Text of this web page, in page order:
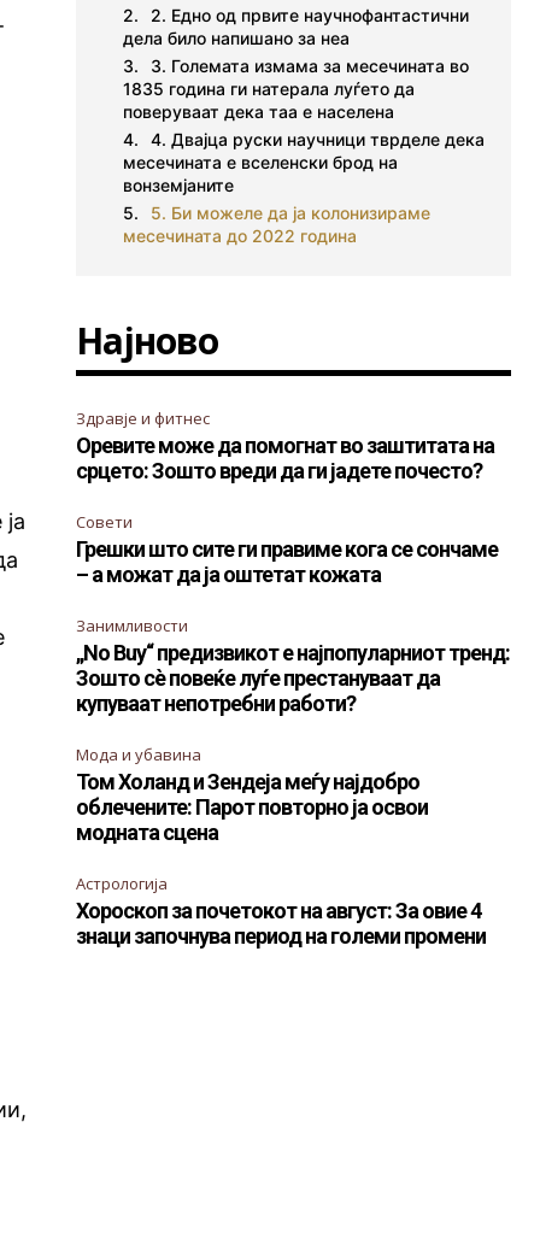
2. Едно од првите научнофантастични
дела било напишано за неа
3. Големата измама за месечината во
1835 година ги натерала луѓето да
поверуваат дека таа е населена
4. Двајца руски научници тврделе дека
месечината е вселенски брод на
вонземјаните
5. Би можеле да ја колонизираме
месечината до 2022 година
Најново
Здравје и фитнес
Оревите може да помогнат во заштитата на
срцето: Зошто вреди да ги јадете почесто?
Совети
Грешки што сите ги правиме кога се сончаме
– а можат да ја оштетат кожата
Занимливости
„No Buy“ предизвикот е најпопуларниот тренд:
Зошто сè повеќе луѓе престануваат да
купуваат непотребни работи?
Мода и убавина
Том Холанд и Зендеја меѓу најдобро
облечените: Парот повторно ја освои
модната сцена
Астрологија
Хороскоп за почетокот на август: За овие 4
знаци започнува период на големи промени